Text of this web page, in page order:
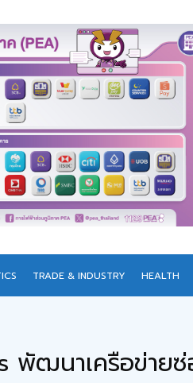
TRADE & INDUSTRY HEALTH
พัฒนาเครือข่าย